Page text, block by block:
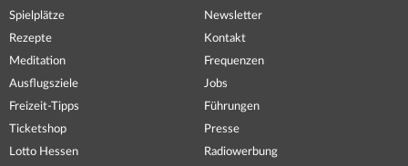
Spielplätze
Rezepte
Meditation
Ausflugsziele
Freizeit-Tipps
Ticketshop
Lotto Hessen
Newsletter
Kontakt
Frequenzen
Jobs
Führungen
Presse
Radiowerbung